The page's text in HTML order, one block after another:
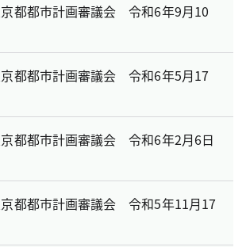
都都市計画審議会 令和6年9月10
都都市計画審議会 令和6年5月17
都都市計画審議会 令和6年2月6日
都都市計画審議会 令和5年11月17